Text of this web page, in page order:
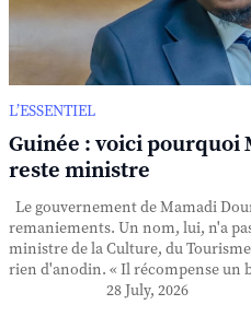
L’ESSENTIEL
Guinée : voici pourquoi
reste ministre
Le gouvernement de Mamadi
remaniements. Un nom, lui, n'a
ministre de la Culture, du
rien d'anodin. « Il récompense un
28 July, 2026